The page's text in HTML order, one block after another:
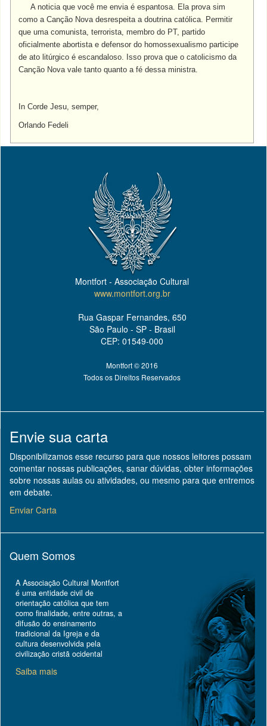
A noticia que você me envia é espantosa. Ela prova sim
como a Canção Nova desrespeita a doutrina católica. Permitir
que uma comunista, terrorista, membro do PT, partido
oficialmente abortista e defensor do homossexualismo participe
de ato litúrgico é escandaloso. Isso prova que o catolicismo da
Canção Nova vale tanto quanto a fé dessa ministra.
In Corde Jesu, semper,
Orlando Fedeli
Montfort - Associação Cultural
www.montfort.org.br
Rua Gaspar Fernandes, 650
São Paulo - SP - Brasil
CEP: 01549-000
Montfort © 2016
Todos os Direitos Reservados
Envie sua carta
Disponibilizamos esse recurso para que nossos leitores possam
comentar nossas publicações, sanar dúvidas, obter informações
sobre nossas aulas ou atividades, ou mesmo para que entremos
em debate.
Enviar Carta
Quem Somos
A Associação Cultural Montfort
é uma entidade civil de
orientação católica que tem
como finalidade, entre outras, a
difusão do ensinamento
tradicional da Igreja e da
cultura desenvolvida pela
civilização cristã ocidental
Saiba mais